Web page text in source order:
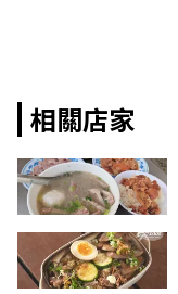
相關店家